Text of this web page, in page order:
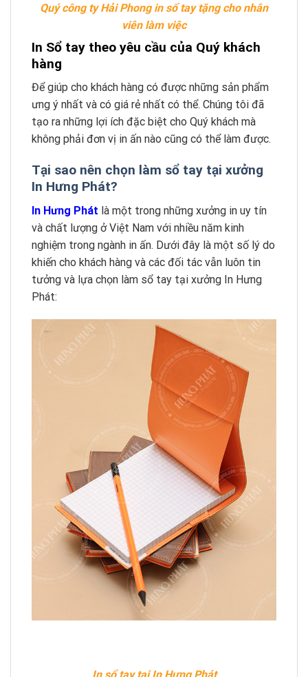
Quý công ty Hải Phong in sổ tay tặng cho nhân
viên làm việc
In Sổ tay theo yêu cầu của Quý khách
hàng
Để giúp cho khách hàng có được những sản phẩm
ưng ý nhất và có giá rẻ nhất có thể. Chúng tôi đã
tạo ra những lợi ích đặc biệt cho Quý khách mà
không phải đơn vị in ấn nào cũng có thể làm được.
Tại sao nên chọn làm sổ tay tại xưởng
In Hưng Phát?
In Hưng Phát là một trong những xưởng in uy tín
và chất lượng ở Việt Nam với nhiều năm kinh
nghiệm trong ngành in ấn. Dưới đây là một số lý do
khiến cho khách hàng và các đối tác vẫn luôn tin
tưởng và lựa chọn làm sổ tay tại xưởng In Hưng
Phát: